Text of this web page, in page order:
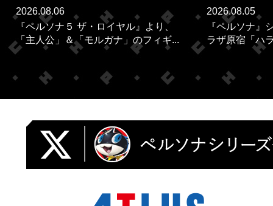
2026.08.06
『ペルソナ５ ザ・ロイヤル』より、
「主人公」＆「モルガナ」のフィギ...
2026.08.05
『ペルソナ』
ラザ原宿「ハ